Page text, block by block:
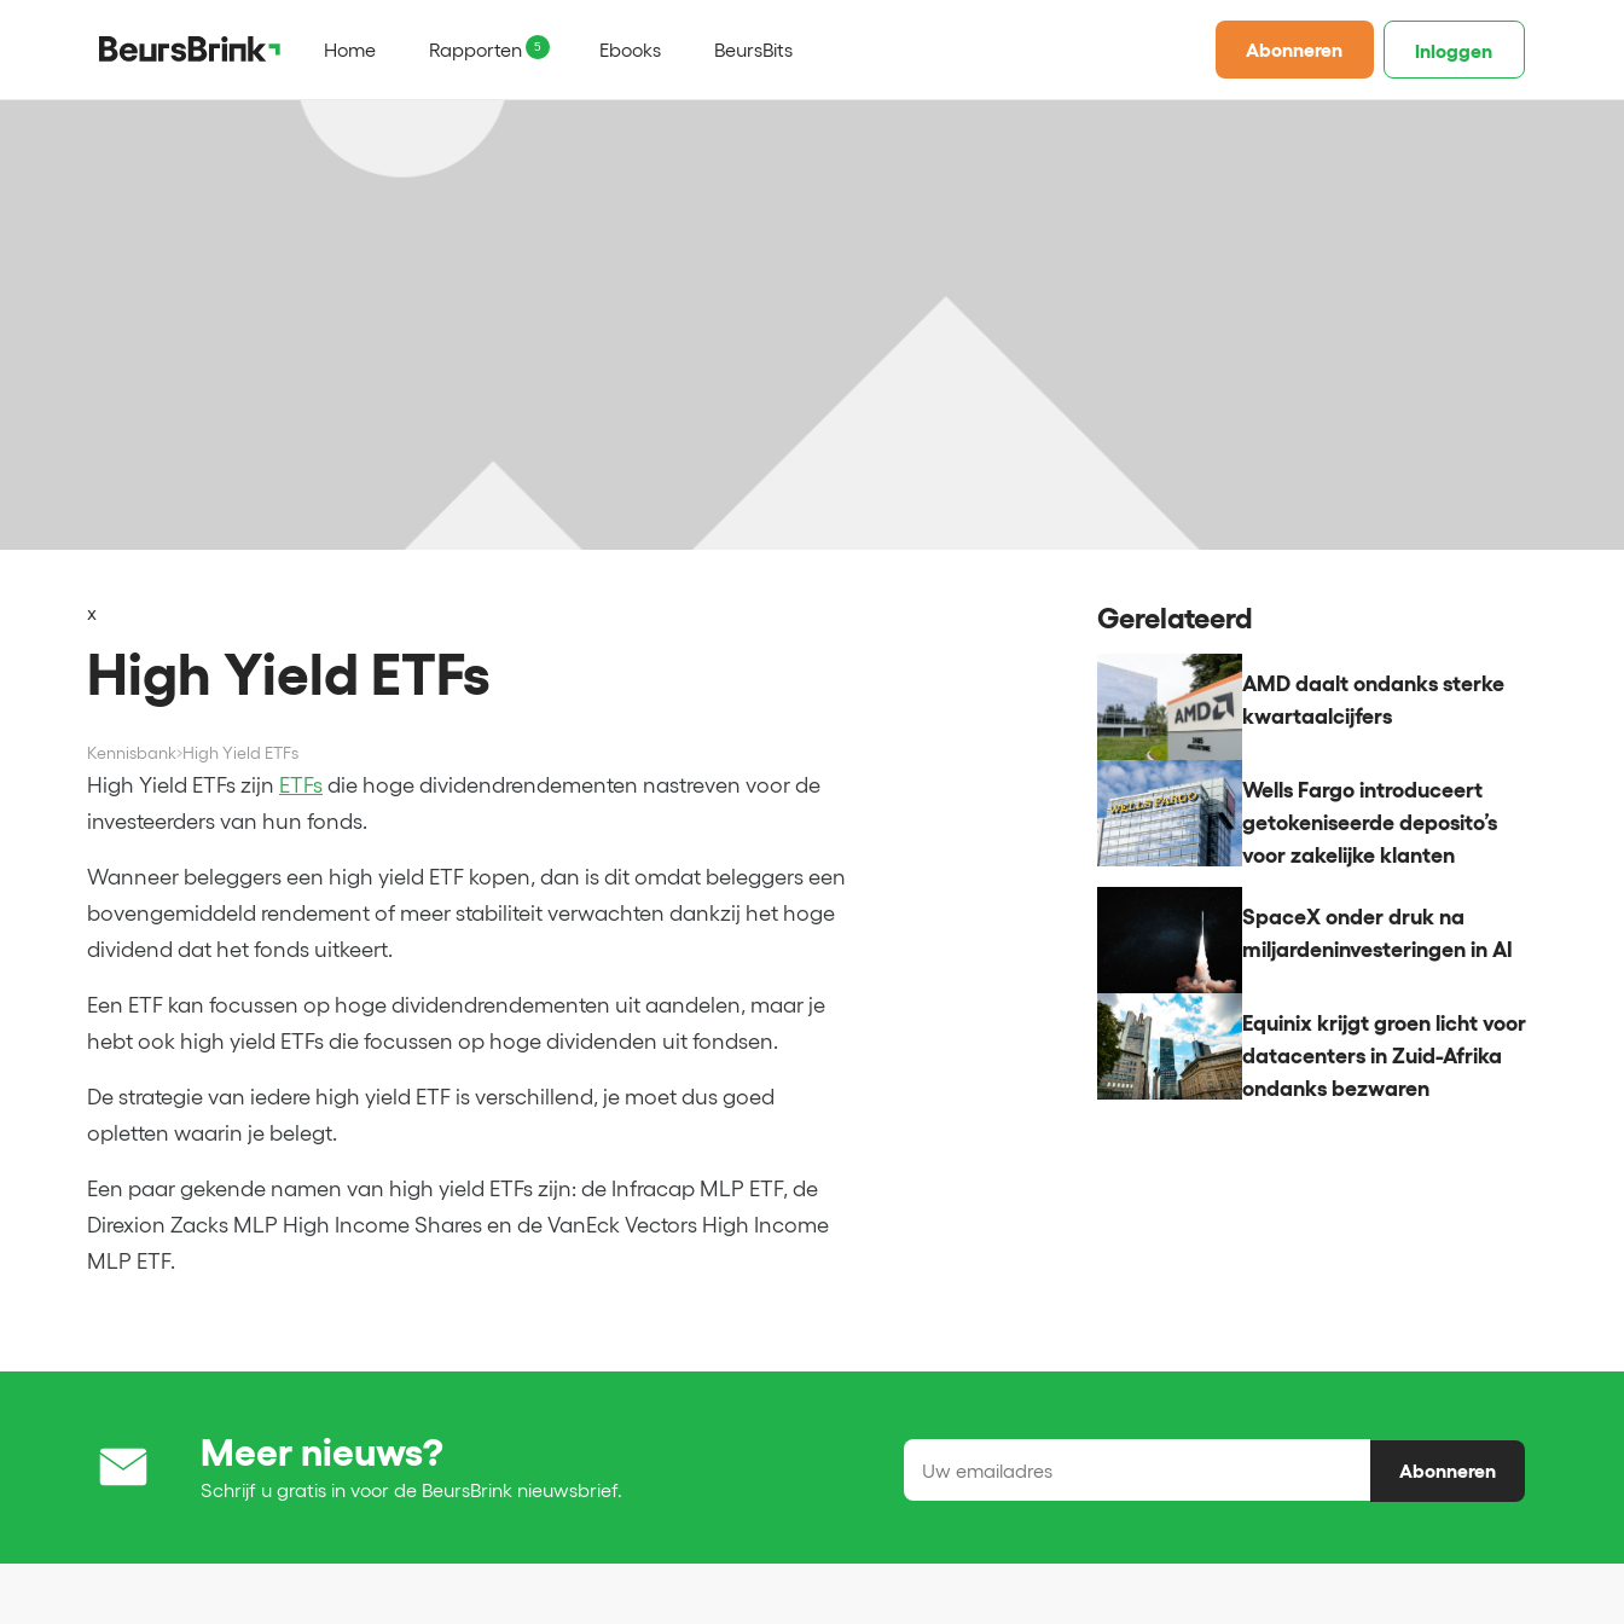
Home Rapporten Ebooks BeursBits Abonneren Inloggen
x
High Yield ETFs
Kennisbank High Yield ETFs
High Yield ETFs zijn ETFs die hoge dividendrendementen nastreven voor de
investeerders van hun fonds.
Wanneer beleggers een high yield ETF kopen, dan is dit omdat beleggers een
bovengemiddeld rendement of meer stabiliteit verwachten dankzij het hoge
dividend dat het fonds uitkeert.
Een ETF kan focussen op hoge dividendrendementen uit aandelen, maar je
hebt ook high yield ETFs die focussen op hoge dividenden uit fondsen.
De strategie van iedere high yield ETF is verschillend, je moet dus goed
opletten waarin je belegt.
Een paar gekende namen van high yield ETFs zijn: de Infracap MLP ETF, de
Direxion Zacks MLP High Income Shares en de VanEck Vectors High Income
MLP ETF.
Gerelateerd
AMD daalt ondanks sterke
kwartaalcijfers
Wells Fargo introduceert
getokeniseerde deposito’s
voor zakelijke klanten
SpaceX onder druk na
miljardeninvesteringen in AI
Equinix krijgt groen licht voor
datacenters in Zuid-Afrika
ondanks bezwaren
Meer nieuws?
Schrijf u gratis in voor de BeursBrink nieuwsbrief.
Abonneren